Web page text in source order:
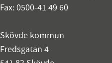
Fax: 0500-41 49 60
Skövde kommun
Fredsgatan 4